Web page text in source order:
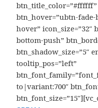
btn_title_color=”#ffffff”
btn_hover=”ubtn-fade-
hover” icon_size=”32″
bottom-push”
btn_shadow_size=”5″
tooltip_pos=”left”
to|variant:700″